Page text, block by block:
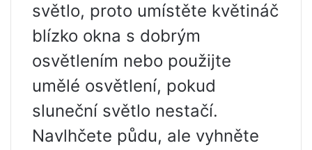
světlo, proto umístěte květináč
blízko okna s dobrým
osvětlením nebo použijte
umělé osvětlení, pokud
sluneční světlo nestačí.
Navlhčete půdu, ale vyhněte